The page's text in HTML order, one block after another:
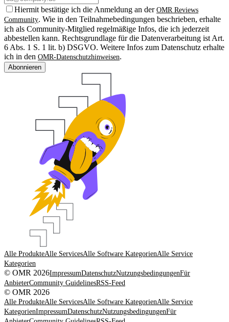
Hiermit bestätige ich die Anmeldung an der OMR Reviews
Community. Wie in den Teilnahmebedingungen beschrieben, erhalte
ich als Community-Mitglied regelmäßige Infos, die ich jederzeit
abbestellen kann. Rechtsgrundlage für die Datenverarbeitung ist Art.
6 Abs. 1 S. 1 lit. b) DSGVO. Weitere Infos zum Datenschutz erhalte
ich in den OMR-Datenschutzhinweisen.
Abonnieren
Alle ProdukteAlle ServicesAlle Software KategorienAlle Service
Kategorien
© OMR 2026ImpressumDatenschutzNutzungsbedingungenFür
AnbieterCommunity GuidelinesRSS-Feed
© OMR 2026
Alle ProdukteAlle ServicesAlle Software KategorienAlle Service
KategorienImpressumDatenschutzNutzungsbedingungenFür